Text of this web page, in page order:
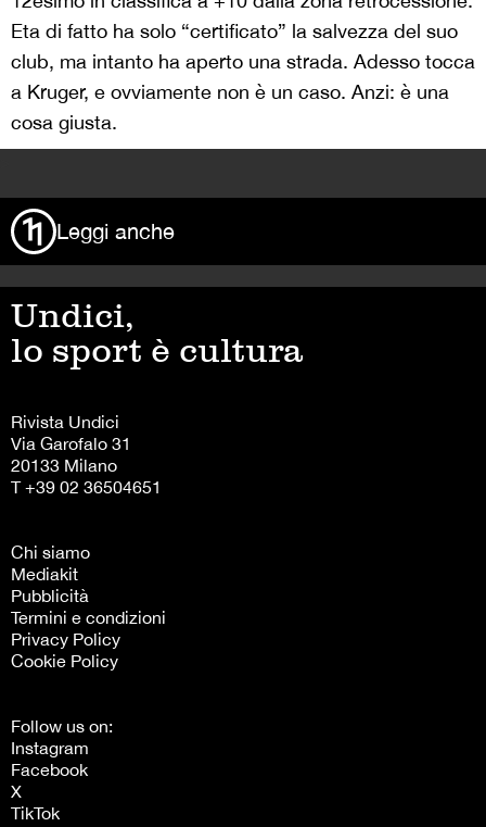
Eta di fatto ha solo “certificato” la salvezza del suo
club, ma intanto ha aperto una strada. Adesso tocca
a Kruger, e ovviamente non è un caso. Anzi: è una
cosa giusta.
Leggi anche
Undici,
lo sport è cultura
Rivista Undici
Via Garofalo 31
20133 Milano
T +39 02 36504651
Chi siamo
Mediakit
Pubblicità
Termini e condizioni
Privacy Policy
Cookie Policy
Follow us on:
Instagram
Facebook
X
TikTok